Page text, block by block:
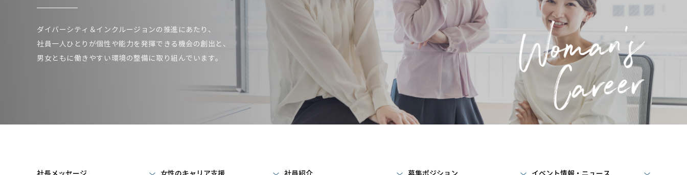
ダイバーシティ＆インクルージョンの推進にあたり、
社員一人ひとりが個性や能力を発揮できる機会の創出と、
男女ともに働きやすい環境の整備に取り組んでいます。